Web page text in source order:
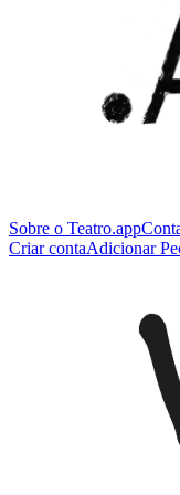
Sobre o Teatro.app
Criar contaAdicionar